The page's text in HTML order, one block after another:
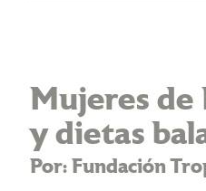
Mujeres de
y dietas
Por: Fundación